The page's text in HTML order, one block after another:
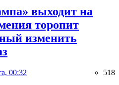
выходит на
торопит
изменить
00:32 518